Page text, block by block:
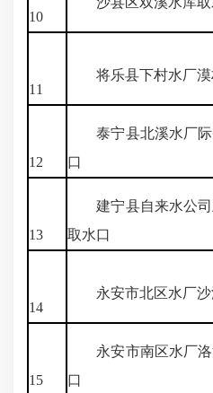
10
11
将乐县下村水厂漠
12
泰宁县北溪水厂际
口
13
建宁县自来水公司
取水口
14
永安市北区水厂沙
15
永安市南区水厂洛
口